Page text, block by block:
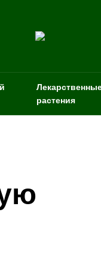
растения